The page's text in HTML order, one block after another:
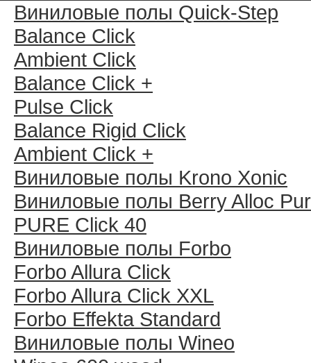
Виниловые полы Quick-Step
Balance Click
Ambient Click
Balance Click +
Pulse Click
Balance Rigid Click
Ambient Click +
Виниловые полы Krono Xonic
Виниловые полы Berry Alloc
PURE Click 40
Виниловые полы Forbo
Forbo Allura Click
Forbo Allura Click XXL
Forbo Effekta Standard
Виниловые полы Wineo